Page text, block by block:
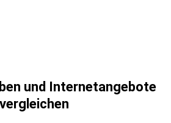
und Internetangebote
vergleichen